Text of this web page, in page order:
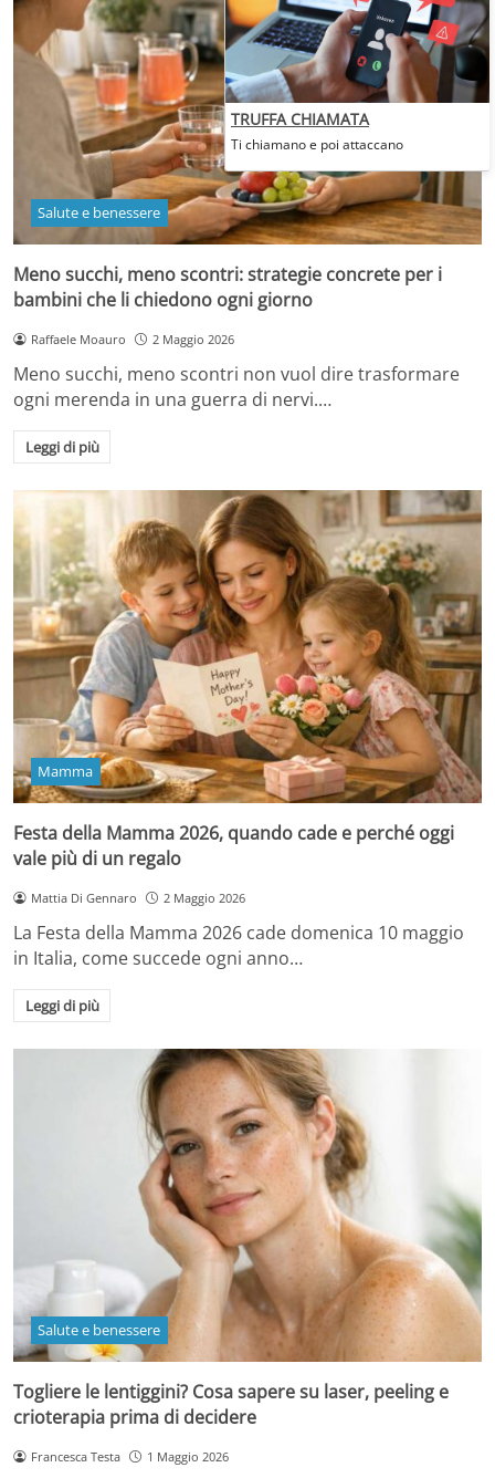
Salute e benessere
Meno succhi, meno scontri: strategie concrete per i
bambini che li chiedono ogni giorno
Raffaele Moauro 2 Maggio 2026
Meno succhi, meno scontri non vuol dire trasformare
ogni merenda in una guerra di nervi.…
Leggi di più
Mamma
Festa della Mamma 2026, quando cade e perché oggi
vale più di un regalo
Mattia Di Gennaro 2 Maggio 2026
La Festa della Mamma 2026 cade domenica 10 maggio
in Italia, come succede ogni anno…
Leggi di più
Salute e benessere
Togliere le lentiggini? Cosa sapere su laser, peeling e
crioterapia prima di decidere
Francesca Testa 1 Maggio 2026
TRUFFA CHIAMATA
Ti chiamano e poi attaccano